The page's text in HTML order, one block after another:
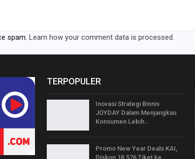
spam. Learn how your comment data is processed.
TERPOPULER
Inovasi Strategi Bisnis
JOYDAY Dalam Menjangkau
Konsumen Lebih…
Promo New Year Deals KAI,
Diskon 18.576 Tiket ke